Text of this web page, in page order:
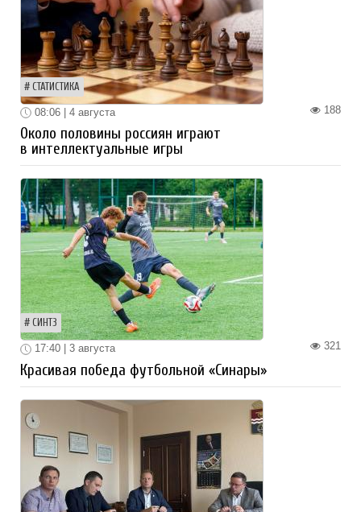
СТАТИСТИКА
188
08:06 | 4 августа
Около половины россиян играют
в интеллектуальные игры
СИНТЗ
321
17:40 | 3 августа
Красивая победа футбольной «Синары»